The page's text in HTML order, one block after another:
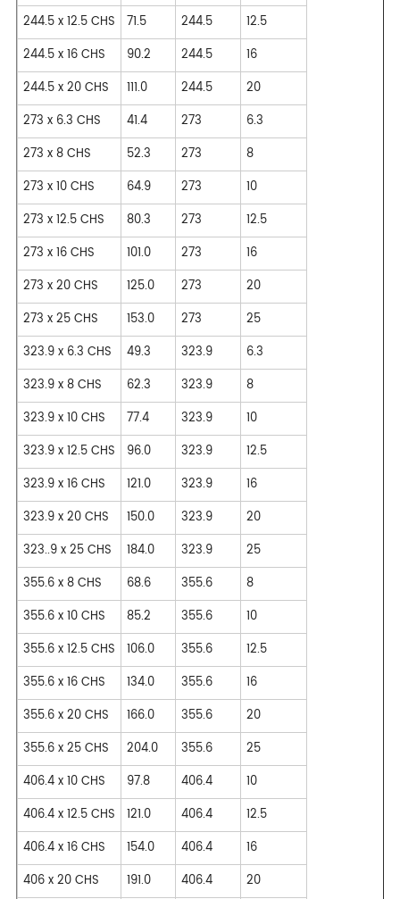
244.5 x 12.5 CHS
71.5 244.5
12.5
244.5 x 16 CHS
90.2 244.5
16
244.5 x 20 CHS
111.0 244.5
20
273 x 6.3 CHS
41.4 273
6.3
273 x 8 CHS
52.3 273
8
273 x 10 CHS
64.9 273
10
273 x 12.5 CHS
80.3 273
12.5
273 x 16 CHS
101.0 273
16
273 x 20 CHS
125.0 273
20
273 x 25 CHS
153.0 273
25
323.9 x 6.3 CHS
49.3 323.9
6.3
323.9 x 8 CHS
62.3 323.9
8
323.9 x 10 CHS
77.4 323.9
10
323.9 x 12.5 CHS
96.0 323.9
12.5
323.9 x 16 CHS
121.0 323.9
16
323.9 x 20 CHS
150.0 323.9
20
323..9 x 25 CHS
184.0 323.9
25
355.6 x 8 CHS
68.6 355.6
8
355.6 x 10 CHS
85.2 355.6
10
355.6 x 12.5 CHS
106.0 355.6
12.5
355.6 x 16 CHS
134.0 355.6
16
355.6 x 20 CHS
166.0 355.6
20
355.6 x 25 CHS
204.0 355.6
25
406.4 x 10 CHS
97.8 406.4
10
406.4 x 12.5 CHS
121.0 406.4
12.5
406.4 x 16 CHS
154.0 406.4
16
406 x 20 CHS
191.0 406.4 20